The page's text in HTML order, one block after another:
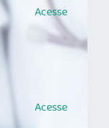
Acesse
Acesse